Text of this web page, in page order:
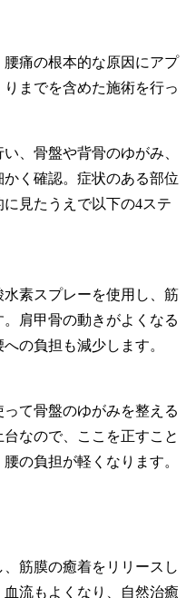
痛の根本的な原因にアプ
までを含めた施術を行っ
、骨盤や背骨のゆがみ、
く確認。症状のある部位
見たうえで以下の4ステ
水素スプレーを使用し、筋
肩甲骨の動きがよくなる
の負担も減少します。
て骨盤のゆがみを整える
なので、ここを正すこと
の負担が軽くなります。
筋膜の癒着をリリースし
流もよくなり、自然治癒